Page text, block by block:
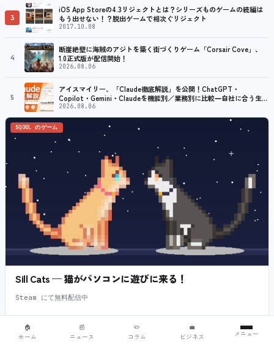
3
iOS App Storeの4.3リジェクトとは？シリーズものゲームの続編は
もう出せない！？脱出ゲームで相次ぐリジェクト
2017.10.08
4
断崖絶壁に海賊のアジトを築く街づくりゲーム「Corsair Cove」、
1.0正式版が配信開始！
2026.08.06
5
アイスマイリー、「Claude徹底解説」を公開！ChatGPT・
Copilot・Gemini・Claudeを機能別／業務別に比較―自社に合う生成
AIの選び方がわかる実践ガイド
2026.08.06
SQOOL のゲーム
Sill Cats — 猫がパソコンに遊びに来る！
Steam にて無料配信中
SQOOL のゲーム
🏠
ホーム
📰
ニュース
✏️
コラム
💼
ビジネス
メニュー